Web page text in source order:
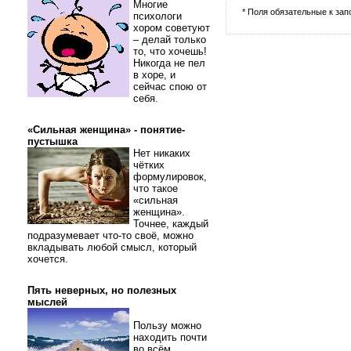
Многие
психологи
хором советуют
– делай только
то, что хочешь!
Никогда не пел
в хоре, и
сейчас спою от
себя.
«Сильная женщина» - понятие-
пустышка
Нет никаких
чётких
формулировок,
что такое
«сильная
женщина».
Точнее, каждый
подразумевает что-то своё, можно
вкладывать любой смысл, который
хочется.
Пять неверных, но полезных
мыслей
Пользу можно
находить почти
* Поля обязательные к